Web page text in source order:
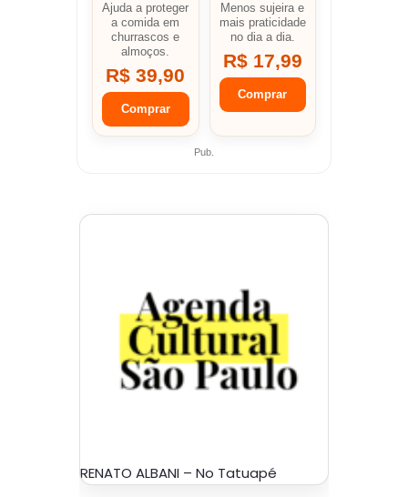
Ajuda a proteger
a comida em
churrascos e
almoços.
R$ 39,90
Comprar
Menos sujeira e
mais praticidade
no dia a dia.
R$ 17,99
Comprar
Pub.
RENATO ALBANI – No Tatuapé